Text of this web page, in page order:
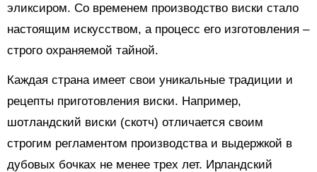
эликсиром. Со временем производство виски стало
настоящим искусством, а процесс его изготовления –
строго охраняемой тайной.
Каждая страна имеет свои уникальные традиции и
рецепты приготовления виски. Например,
шотландский виски (скотч) отличается своим
строгим регламентом производства и выдержкой в
дубовых бочках не менее трех лет. Ирландский